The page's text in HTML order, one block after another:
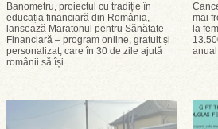
Banometru, proiectul cu tradiție în
educația financiară din România,
lansează Maratonul pentru Sănătate
Financiară – program online, gratuit și
personalizat, care în 30 de zile ajută
românii să își...
mai
la